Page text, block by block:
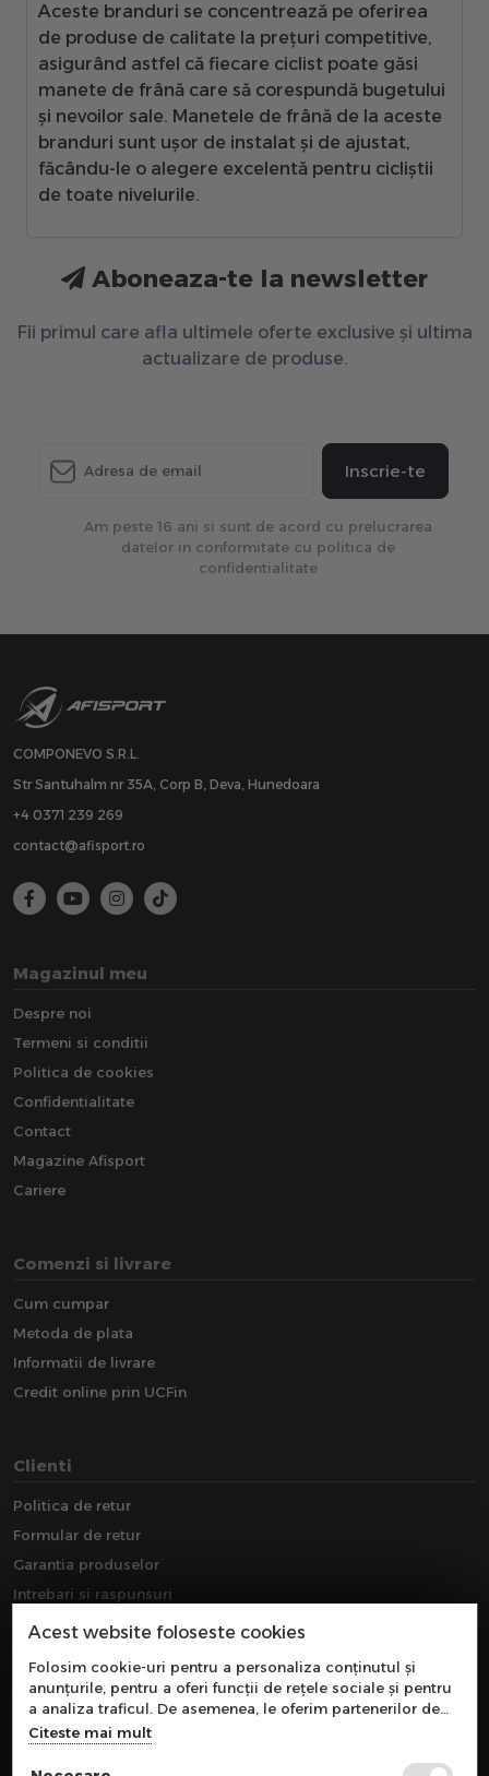
Aceste branduri se concentrează pe oferirea
de produse de calitate la prețuri competitive,
asigurând astfel că fiecare ciclist poate găsi
manete de frână care să corespundă bugetului
și nevoilor sale. Manetele de frână de la aceste
branduri sunt ușor de instalat și de ajustat,
făcându-le o alegere excelentă pentru cicliștii
de toate nivelurile.
Aboneaza-te la newsletter
Fii primul care afla ultimele oferte exclusive și ultima
actualizare de produse.
Inscrie-te
Am peste 16 ani si sunt de acord cu prelucrarea
datelor in conformitate cu politica de
confidentialitate
COMPONEVO S.R.L.
Str Santuhalm nr 35A, Corp B, Deva, Hunedoara
+4 0371 239 269
contact@afisport.ro
Magazinul meu
Despre noi
Termeni si conditii
Politica de cookies
Confidentialitate
Contact
Magazine Afisport
Cariere
Comenzi si livrare
Cum cumpar
Metoda de plata
Informatii de livrare
Credit online prin UCFin
Clienti
Politica de retur
Formular de retur
Garantia produselor
Intrebari si raspunsuri
Downloads
Acest website foloseste cookies
Folosim cookie-uri pentru a personaliza conținutul și
anunțurile, pentru a oferi funcții de rețele sociale și pentru
a analiza traficul. De asemenea, le oferim partenerilor de
rețele sociale, de publicitate și de analize informații cu
privire la modul în care folosiți site-ul nostru. Aceștia le
pot combina cu alte informații oferite de dvs. sau culese în
Citeste mai mult